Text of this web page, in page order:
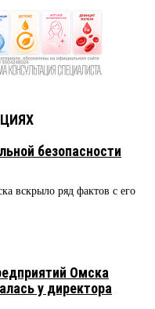
безопасности
вскрыло ряд фактов с его
Омска
у директора